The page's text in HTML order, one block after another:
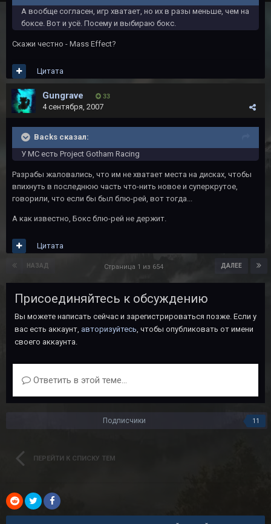
А вообще согласен, игр хватает, но их в разы меньше, чем на
боксе. Вот и усё. Посему и выбираю бокс.
Скажи честно - Mass Effect?
Цитата
Gungrave 33
4 сентября, 2007
Backs сказал:
У MC есть Project Gotham Racing
Разрабы жаловались, что им не хватает места на дисках, чтобы
впихнуть в последнюю часть что-нить новое и суперкрутое,
говорили, что если бы был блю-рей, вот тогда...
А как известно, Бокс блю-рей не держит.
Цитата
НАЗАД ДАЛЕЕ
Страница 1 из 654
Присоединяйтесь к обсуждению
Вы можете написать сейчас и зарегистрироваться позже. Если у
вас есть аккаунт, авторизуйтесь, чтобы опубликовать от имени
своего аккаунта.
Ответить в этой теме...
Подписчики 11
ПЕРЕЙТИ К СПИСКУ ТЕМ